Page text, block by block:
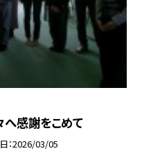
感謝をこめて
2026/03/05